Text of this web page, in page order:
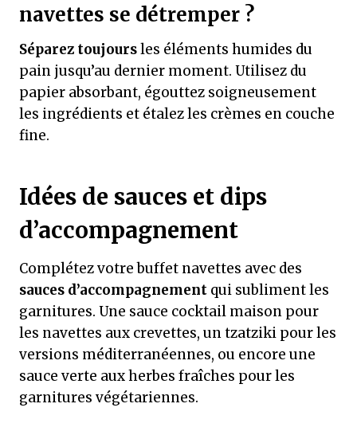
navettes se détremper ?
Séparez toujoursles éléments humides du
pain jusqu’au dernier moment. Utilisez du
papier absorbant, égouttez soigneusement
les ingrédients et étalez les crèmes en couche
fine.
Idées de sauces et dips
d’accompagnement
Complétez votre buffet navettes avec des
sauces d’accompagnement qui subliment les
garnitures. Une sauce cocktail maison pour
les navettes aux crevettes, un tzatziki pour les
versions méditerranéennes, ou encore une
sauce verte aux herbes fraîches pour les
garnitures végétariennes.